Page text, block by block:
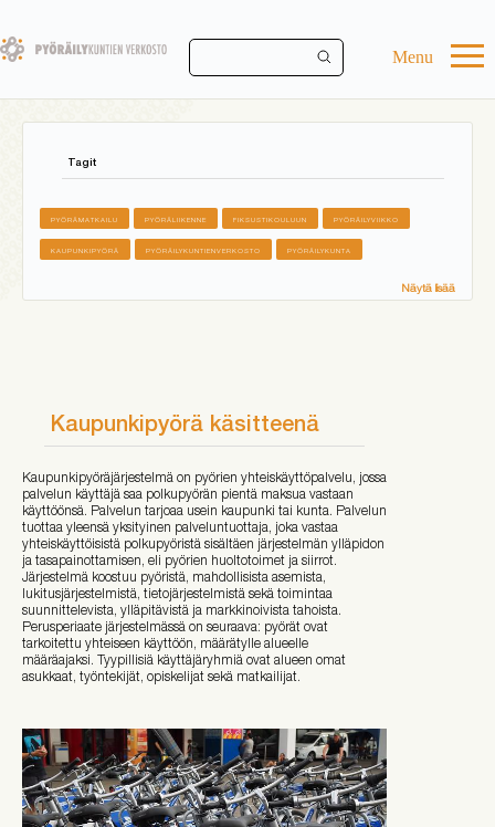
main
Menu
Tagit
PYÖRÄMATKAILU PYÖRÄLIIKENNE FIKSUSTIKOULUUN PYÖRÄILYVIIKKO
KAUPUNKIPYÖRÄ PYÖRÄILYKUNTIENVERKOSTO PYÖRÄILYKUNTA
Näytä lisää
Kaupunkipyörä käsitteenä
Kaupunkipyöräjärjestelmä on pyörien yhteiskäyttöpalvelu, jossa
palvelun käyttäjä saa polkupyörän pientä maksua vastaan
käyttöönsä. Palvelun tarjoaa usein kaupunki tai kunta. Palvelun
tuottaa yleensä yksityinen palveluntuottaja, joka vastaa
yhteiskäyttöisistä polkupyöristä sisältäen järjestelmän ylläpidon
ja tasapainottamisen, eli pyörien huoltotoimet ja siirrot.
Järjestelmä koostuu pyöristä, mahdollisista asemista,
lukitusjärjestelmistä, tietojärjestelmistä sekä toimintaa
suunnittelevista, ylläpitävistä ja markkinoivista tahoista.
Perusperiaate järjestelmässä on seuraava: pyörät ovat
tarkoitettu yhteiseen käyttöön, määrätylle alueelle
määräajaksi. Tyypillisiä käyttäjäryhmiä ovat alueen omat
asukkaat, työntekijät, opiskelijat sekä matkailijat.